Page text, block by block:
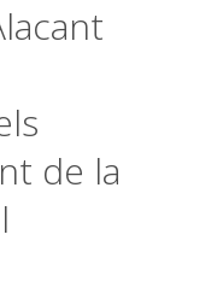
de la